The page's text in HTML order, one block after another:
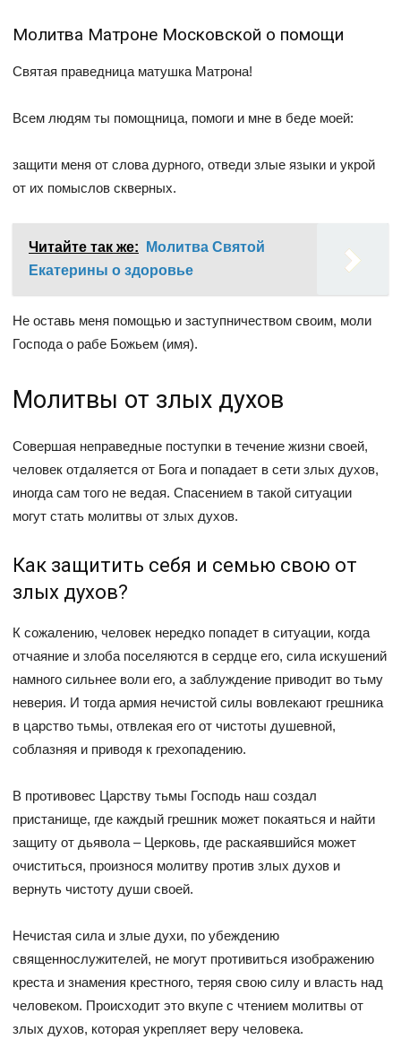
Молитва Матроне Московской о помощи
Святая праведница матушка Матрона!
Всем людям ты помощница, помоги и мне в беде моей:
защити меня от слова дурного, отведи злые языки и укрой
от их помыслов скверных.
Читайте так же:
Молитва Святой
Екатерины о здоровье
Не оставь меня помощью и заступничеством своим, моли
Господа о рабе Божьем (имя).
Молитвы от злых духов
Совершая неправедные поступки в течение жизни своей,
человек отдаляется от Бога и попадает в сети злых духов,
иногда сам того не ведая. Спасением в такой ситуации
могут стать молитвы от злых духов.
Как защитить себя и семью свою от
злых духов?
К сожалению, человек нередко попадет в ситуации, когда
отчаяние и злоба поселяются в сердце его, сила искушений
намного сильнее воли его, а заблуждение приводит во тьму
неверия. И тогда армия нечистой силы вовлекают грешника
в царство тьмы, отвлекая его от чистоты душевной,
соблазняя и приводя к грехопадению.
В противовес Царству тьмы Господь наш создал
пристанище, где каждый грешник может покаяться и найти
защиту от дьявола – Церковь, где раскаявшийся может
очиститься, произнося молитву против злых духов и
вернуть чистоту души своей.
Нечистая сила и злые духи, по убеждению
священнослужителей, не могут противиться изображению
креста и знамения крестного, теряя свою силу и власть над
человеком. Происходит это вкупе с чтением молитвы от
злых духов, которая укрепляет веру человека.